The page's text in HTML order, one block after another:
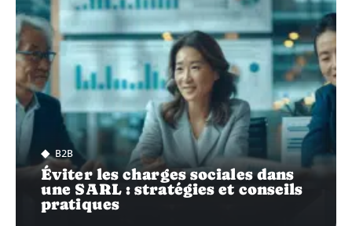
B2B
Éviter les charges sociales dans
une SARL : stratégies et conseils
pratiques